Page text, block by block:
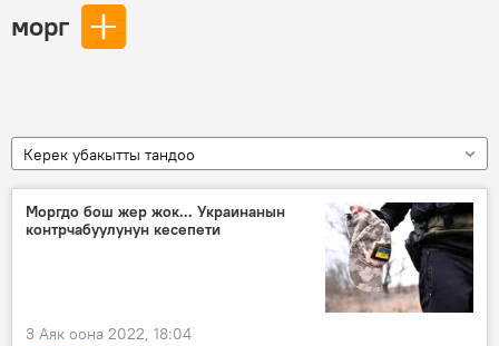
морг
Керек убакытты тандоо
Моргдо бош жер жок... Украинанын
контрчабуулунун кесепети
3 Аяк оона 2022, 18:04